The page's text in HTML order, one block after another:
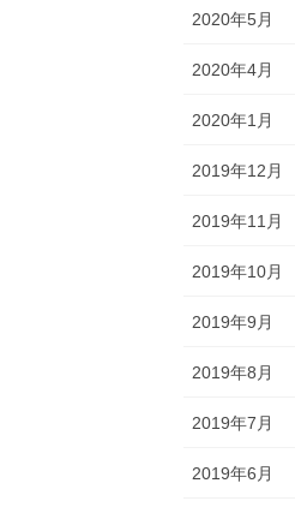
2020年5月
2020年4月
2020年1月
2019年12月
2019年11月
2019年10月
2019年9月
2019年8月
2019年7月
2019年6月